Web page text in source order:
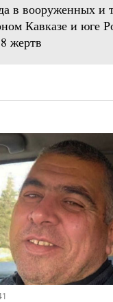
в вооруженных и
Кавказе и юге
жертв